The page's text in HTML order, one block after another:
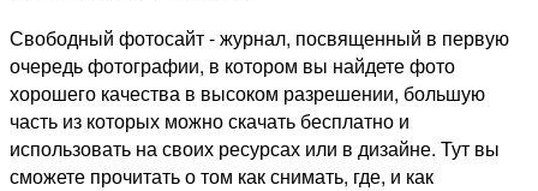
Свободный фотосайт - журнал, посвященный в первую
очередь фотографии, в котором вы найдете фото
хорошего качества в высоком разрешении, большую
часть из которых можно скачать бесплатно и
использовать на своих ресурсах или в дизайне. Тут вы
сможете прочитать о том как снимать, где, и как